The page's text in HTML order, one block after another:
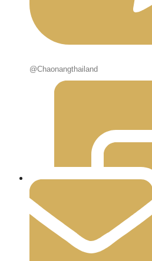
@Chaonangthailand